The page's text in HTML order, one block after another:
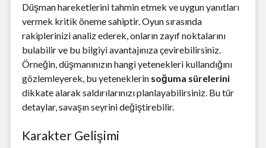
Düşman hareketlerini tahmin etmek ve uygun yanıtları
vermek kritik öneme sahiptir. Oyun sırasında
rakiplerinizi analiz ederek, onların zayıf noktalarını
bulabilir ve bu bilgiyi avantajınıza çevirebilirsiniz.
Örneğin, düşmanınızın hangi yetenekleri kullandığını
gözlemleyerek, bu yeteneklerin soğuma sürelerini
dikkate alarak saldırılarınızı planlayabilirsiniz. Bu tür
detaylar, savaşın seyrini değiştirebilir.
Karakter Gelişimi